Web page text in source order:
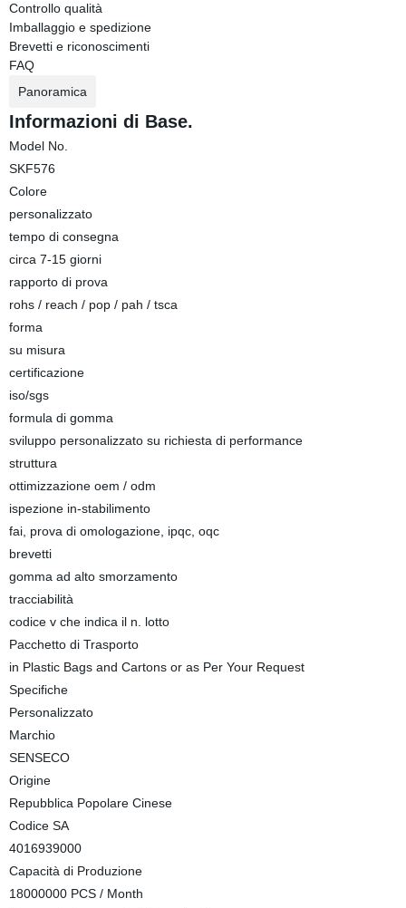
Controllo qualità
Imballaggio e spedizione
Brevetti e riconoscimenti
FAQ
Panoramica
Informazioni di Base.
Model No.
SKF576
Colore
personalizzato
tempo di consegna
circa 7-15 giorni
rapporto di prova
rohs / reach / pop / pah / tsca
forma
su misura
certificazione
iso/sgs
formula di gomma
sviluppo personalizzato su richiesta di performance
struttura
ottimizzazione oem / odm
ispezione in-stabilimento
fai, prova di omologazione, ipqc, oqc
brevetti
gomma ad alto smorzamento
tracciabilità
codice v che indica il n. lotto
Pacchetto di Trasporto
in Plastic Bags and Cartons or as Per Your Request
Specifiche
Personalizzato
Marchio
SENSECO
Origine
Repubblica Popolare Cinese
Codice SA
4016939000
Capacità di Produzione
18000000 PCS / Month